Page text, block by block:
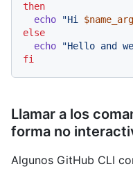
then
echo
"Hi $name_arg
else
echo
"Hello and
fi
Llamar a los
forma no
Algunos GitHub CLI